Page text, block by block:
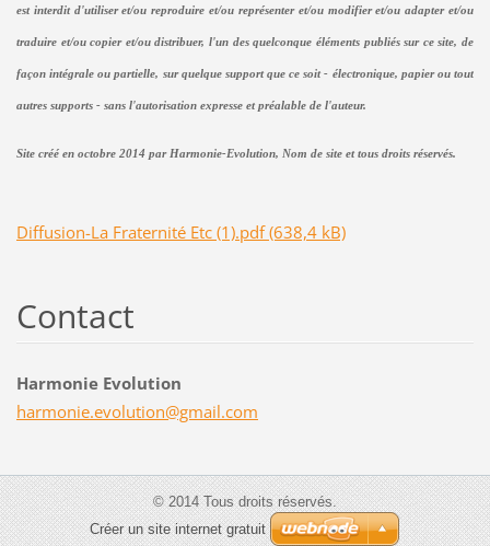
est interdit d'utiliser et/ou reproduire et/ou représenter et/ou modifier et/ou adapter et/ou
traduire et/ou copier et/ou distribuer, l'un des quelconque éléments publiés sur ce site, de
façon intégrale ou partielle, sur quelque support que ce soit - électronique, papier ou tout
autres supports - sans l'autorisation expresse et préalable de l'auteur.
Site créé en octobre 2014 par Harmonie-Evolution, Nom de site et tous droits réservés.
Diffusion-La Fraternité Etc (1).pdf (638,4 kB)
Contact
Harmonie Evolution
harmonie.evolution@gmail.com
© 2014 Tous droits réservés.
Créer un site internet gratuit